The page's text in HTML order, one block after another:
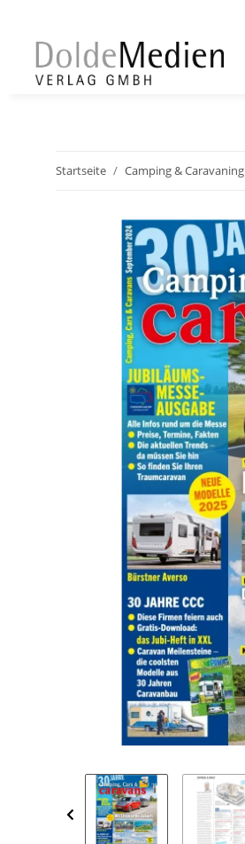
Startseite Camping & Caravaning